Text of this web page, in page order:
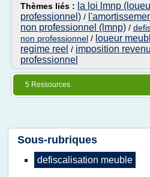
Thèmes liés : la loi lmnp
professionnel) /
non professionnel (lmnp) /
non professionnel / loueur
regime reel / imposition
professionnel
5 Ressources
Sous-rubriques
defiscalisation meuble